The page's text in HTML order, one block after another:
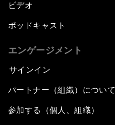
ビデオ
ポッドキャスト
エンゲージメント
サインイン
パートナー（組織）について
参加する（個人、組織）